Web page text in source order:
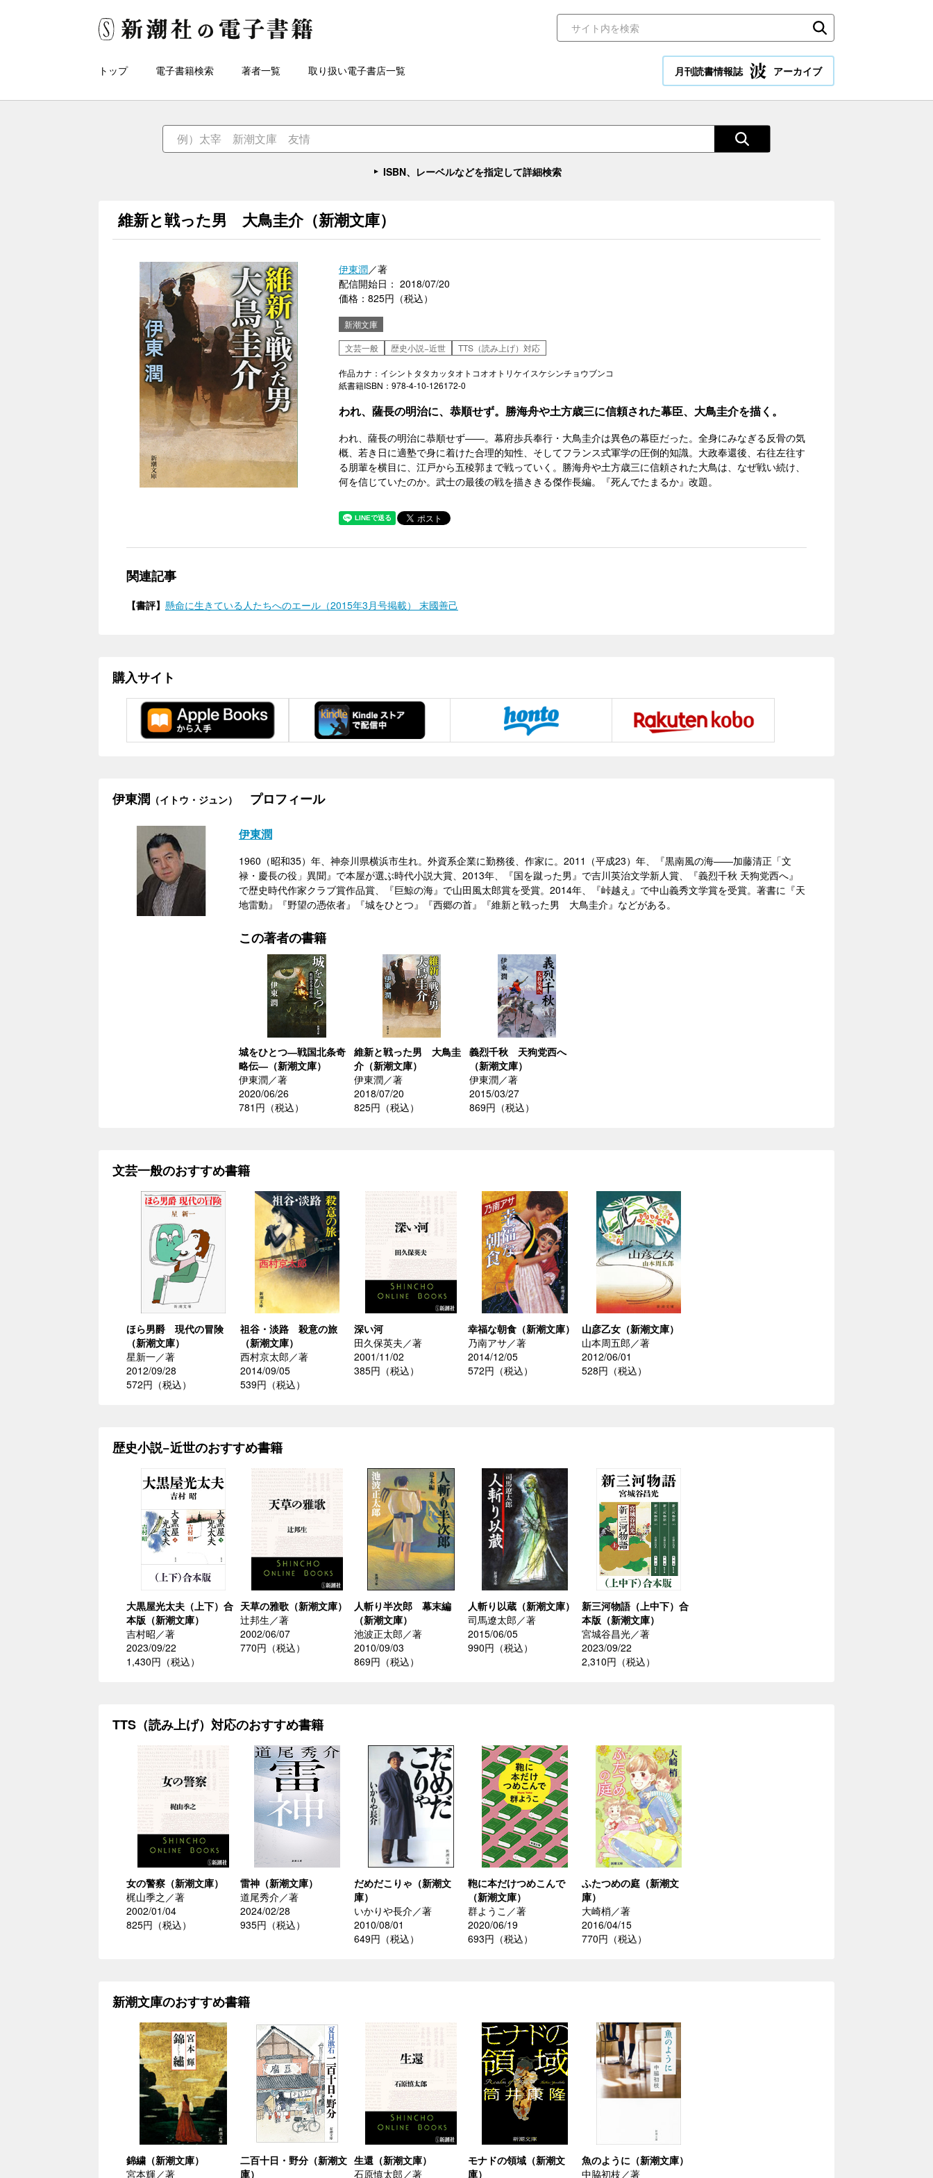
トップ 電子書籍検索 著者一覧 取り扱い電子書店一覧 月刊読書情報誌 アーカイブ
ISBN、レーベルなどを指定して詳細検索
維新と戦った男 大鳥圭介（新潮文庫）
伊東潤／著
配信開始日： 2018/07/20
価格：825円（税込）
新潮文庫
文芸一般
歴史小説−近世 TTS（読み上げ）対応
作品カナ：イシントタタカッタオトコオオトリケイスケシンチョウブンコ
紙書籍ISBN：978-4-10-126172-0
われ、薩長の明治に、恭順せず。勝海舟や土方歳三に信頼された幕臣、大鳥圭介を描く。
われ、薩長の明治に恭順せず――。幕府歩兵奉行・大鳥圭介は異色の幕臣だった。全身にみなぎる反骨の気
概、若き日に適塾で身に着けた合理的知性、そしてフランス式軍学の圧倒的知識。大政奉還後、右往左往す
る朋輩を横目に、江戸から五稜郭まで戦っていく。勝海舟や土方歳三に信頼された大鳥は、なぜ戦い続け、
何を信じていたのか。武士の最後の戦を描ききる傑作長編。『死んでたまるか』改題。
関連記事
【書評】 懸命に生きている人たちへのエール（2015年3月号掲載） 末國善己
購入サイト
伊東潤 （イトウ・ジュン） プロフィール
伊東潤
1960（昭和35）年、神奈川県横浜市生れ。外資系企業に勤務後、作家に。2011（平成23）年、『黒南風の海――加藤清正「文
禄・慶長の役」異聞』で本屋が選ぶ時代小説大賞、2013年、『国を蹴った男』で吉川英治文学新人賞、『義烈千秋 天狗党西へ』
で歴史時代作家クラブ賞作品賞、『巨鯨の海』で山田風太郎賞を受賞。2014年、『峠越え』で中山義秀文学賞を受賞。著書に『天
地雷動』『野望の憑依者』『城をひとつ』『西郷の首』『維新と戦った男 大鳥圭介』などがある。
この著者の書籍
城をひとつ―戦国北条奇
略伝―（新潮文庫）
伊東潤／著
2020/06/26
781円（税込）
維新と戦った男 大鳥圭
介（新潮文庫）
伊東潤／著
2018/07/20
825円（税込）
義烈千秋 天狗党西へ
（新潮文庫）
伊東潤／著
2015/03/27
869円（税込）
文芸一般のおすすめ書籍
ほら男爵 現代の冒険
（新潮文庫）
星新一／著
2012/09/28
572円（税込）
祖谷・淡路 殺意の旅
（新潮文庫）
西村京太郎／著
2014/09/05
539円（税込）
深い河
田久保英夫／著
2001/11/02
385円（税込）
幸福な朝食（新潮文庫）
乃南アサ／著
2014/12/05
572円（税込）
山彦乙女（新潮文庫）
山本周五郎／著
2012/06/01
528円（税込）
歴史小説−近世のおすすめ書籍
大黒屋光太夫（上下）合
本版（新潮文庫）
吉村昭／著
2023/09/22
1,430円（税込）
天草の雅歌（新潮文庫）
辻邦生／著
2002/06/07
770円（税込）
人斬り半次郎 幕末編
（新潮文庫）
池波正太郎／著
2010/09/03
869円（税込）
人斬り以蔵（新潮文庫）
司馬遼太郎／著
2015/06/05
990円（税込）
新三河物語（上中下）合
本版（新潮文庫）
宮城谷昌光／著
2023/09/22
2,310円（税込）
TTS（読み上げ）対応のおすすめ書籍
女の警察（新潮文庫）
梶山季之／著
2002/01/04
825円（税込）
雷神（新潮文庫）
道尾秀介／著
2024/02/28
935円（税込）
だめだこりゃ（新潮文
庫）
いかりや長介／著
2010/08/01
649円（税込）
鞄に本だけつめこんで
（新潮文庫）
群ようこ／著
2020/06/19
693円（税込）
ふたつめの庭（新潮文
庫）
大崎梢／著
2016/04/15
770円（税込）
新潮文庫のおすすめ書籍
錦繍（新潮文庫）
宮本輝／著
二百十日・野分（新潮文
庫）
生還（新潮文庫）
石原慎太郎／著
モナドの領域（新潮文
庫）
魚のように（新潮文庫）
中脇初枝／著